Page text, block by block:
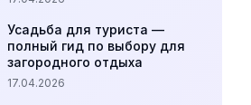
Усадьба для туриста —
полный гид по выбору для
загородного отдыха
17.04.2026